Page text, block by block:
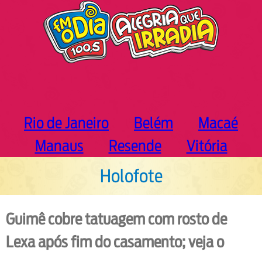
Rio de Janeiro Belém
Macaé
Manaus
Resende Vitória
Holofote
Guimê cobre tatuagem com rosto de
Lexa após fim do casamento; veja o